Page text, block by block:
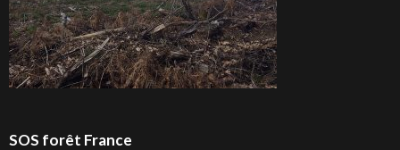
SOS forêt France